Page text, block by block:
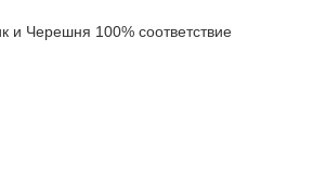
100% соответствие